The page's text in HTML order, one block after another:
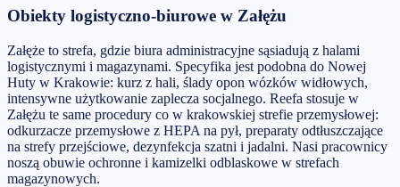
Obiekty logistyczno-biurowe w Załężu
Załęże to strefa, gdzie biura administracyjne sąsiadują z halami
logistycznymi i magazynami. Specyfika jest podobna do Nowej
Huty w Krakowie: kurz z hali, ślady opon wózków widłowych,
intensywne użytkowanie zaplecza socjalnego. Reefa stosuje w
Załężu te same procedury co w krakowskiej strefie przemysłowej:
odkurzacze przemysłowe z HEPA na pył, preparaty odtłuszczające
na strefy przejściowe, dezynfekcja szatni i jadalni. Nasi pracownicy
noszą obuwie ochronne i kamizelki odblaskowe w strefach
magazynowych.